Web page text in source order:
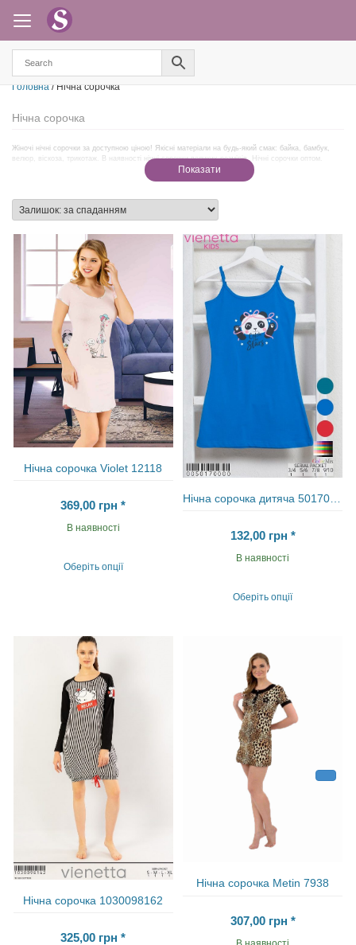
Головна/ Нічна сорочка
Нічна сорочка
Показати
Жіночі нічні сорочки за доступною ціною! Якісні матеріали на будь-який смак: байка, бамбук,
велюр, віскоза, трикотаж. В наявності нічні сорочки великих розмірів. Нічні сорочки оптом.
Нічна сорочка Vіolet 12118
369,00 грн *
В наявності
Оберіть опції
варіантів.
Параметри
можна
вибрати
на
сторінці
товару
132,00 грн *
В наявності
Оберіть опції
кілька
варіантів.
Параметри
можна
вибрати
на
сторінці
товару
Нічна сорочка 1030098162
325,00 грн *
Нічна сорочка Metіn 7938
307,00 грн *